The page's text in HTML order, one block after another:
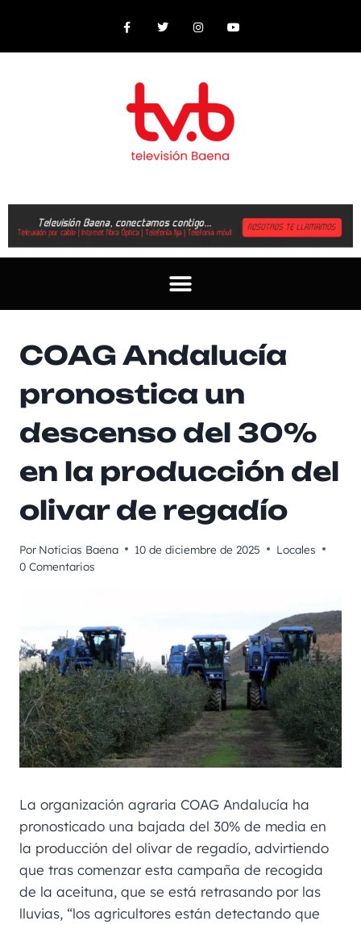
COAG Andalucía
pronostica un
descenso del 30%
en la producción del
olivar de regadío
Por Noticias Baena 10 de diciembre de 2025
Locales
0 Comentarios
La organización agraria COAG Andalucía ha
pronosticado una bajada del 30% de media en
la producción del olivar de regadío, advirtiendo
que tras comenzar esta campaña de recogida
de la aceituna, que se está retrasando por las
lluvias, “los agricultores están detectando que